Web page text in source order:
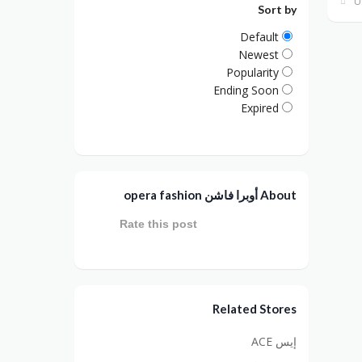
Sort by
Default
Newest
Popularity
Ending Soon
Expired
About أوبرا فاشن opera fashion
Rate this post
Related Stores
إيس ACE